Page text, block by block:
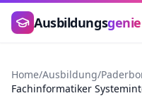
Zum Hauptinhalt springen
Ausbildungsgenie
Home/Ausbildung/
Fachinformatiker